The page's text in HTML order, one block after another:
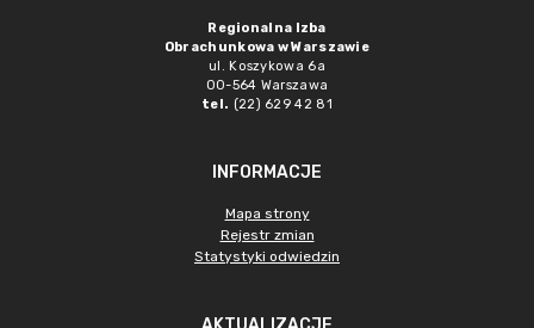
Regionalna Izba
Obrachunkowa w Warszawie
ul. Koszykowa 6a
00-564 Warszawa
tel. (22) 629 42 81
INFORMACJE
Mapa strony
Rejestr zmian
Statystyki odwiedzin